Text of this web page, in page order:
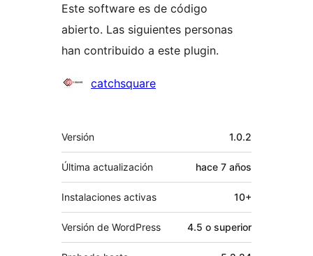
Este software es de código
abierto. Las siguientes personas
han contribuido a este plugin.
Colaboradores
catchsquare
Meta
Versión 1.0.2
Última actualización hace 7 años
Instalaciones activas 10+
Versión de WordPress 4.5 o superior